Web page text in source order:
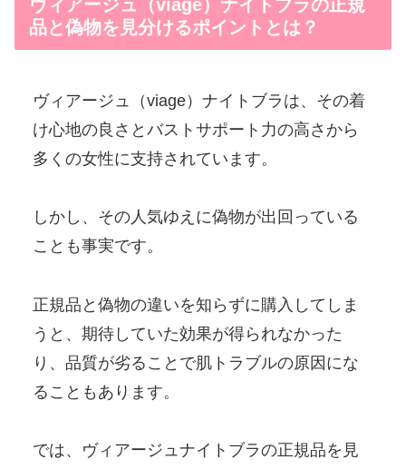
ヴィアージュ（viage）ナイトブラの正規
品と偽物を見分けるポイントとは？
ヴィアージュ（viage）ナイトブラは、その着
け心地の良さとバストサポート力の高さから
多くの女性に支持されています。
しかし、その人気ゆえに偽物が出回っている
ことも事実です。
正規品と偽物の違いを知らずに購入してしま
うと、期待していた効果が得られなかった
り、品質が劣ることで肌トラブルの原因にな
ることもあります。
では、ヴィアージュナイトブラの正規品を見